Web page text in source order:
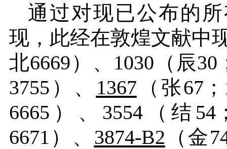
通过对现已公布的
现，此经在敦煌文献中
北6669）、1030（辰
3755）、 1367 （张67
6665）、3554（结
6671）、 3874-B2 （金